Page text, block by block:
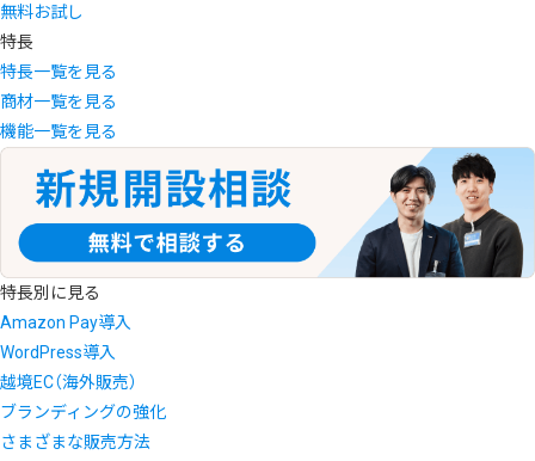
無料お試し
特長
特長一覧を見る
商材一覧を見る
機能一覧を見る
特長別に見る
Amazon Pay導入
WordPress導入
越境EC（海外販売）
ブランディングの強化
さまざまな販売方法